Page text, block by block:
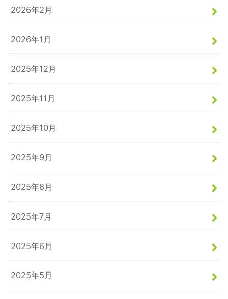
2026年2月
2026年1月
2025年12月
2025年11月
2025年10月
2025年9月
2025年8月
2025年7月
2025年6月
2025年5月